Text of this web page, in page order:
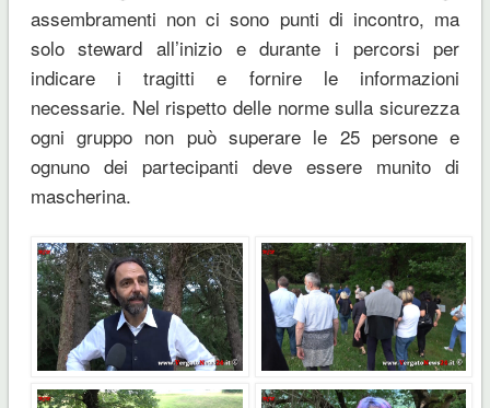
assembramenti non ci sono punti di incontro, ma
solo steward all’inizio e durante i percorsi per
indicare i tragitti e fornire le informazioni
necessarie. Nel rispetto delle norme sulla sicurezza
ogni gruppo non può superare le 25 persone e
ognuno dei partecipanti deve essere munito di
mascherina.